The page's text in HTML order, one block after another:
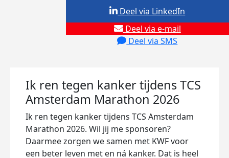
Deel via e-mail
Deel via SMS
Deel via LinkedIn
Ik ren tegen kanker tijdens TCS
Amsterdam Marathon 2026
Ik ren tegen kanker tijdens TCS Amsterdam
Marathon 2026. Wil jij me sponsoren?
Daarmee zorgen we samen met KWF voor
een beter leven met en ná kanker. Dat is heel